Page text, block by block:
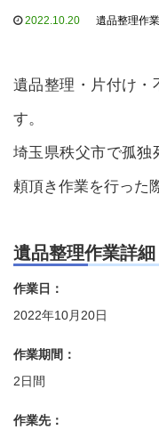
2022.10.20 遺品整理作
遺品整理・片付け・
す。
埼玉県秩父市で孤独
頼頂き作業を行った
遺品整理作業詳細
作業日：
2022年10月20日
作業期間：
2日間
作業先：